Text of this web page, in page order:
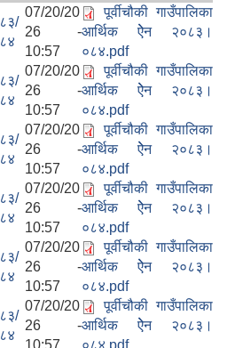
८३/
८४
07/20/20
26 -
10:57
पूर्वीचौकी गाउँपालिका
आर्थिक ऐेन २०८३।
०८४.pdf
८३/
८४
07/20/20
26 -
10:57
पूर्वीचौकी गाउँपालिका
आर्थिक ऐेन २०८३।
०८४.pdf
८३/
८४
07/20/20
26 -
10:57
पूर्वीचौकी गाउँपालिका
आर्थिक ऐेन २०८३।
०८४.pdf
८३/
८४
07/20/20
26 -
10:57
पूर्वीचौकी गाउँपालिका
आर्थिक ऐेन २०८३।
०८४.pdf
८३/
८४
07/20/20
26 -
10:57
पूर्वीचौकी गाउँपालिका
आर्थिक ऐेन २०८३।
०८४.pdf
८३/
८४
07/20/20
26 -
10:57
पूर्वीचौकी गाउँपालिका
आर्थिक ऐेन २०८३।
०८४.pdf